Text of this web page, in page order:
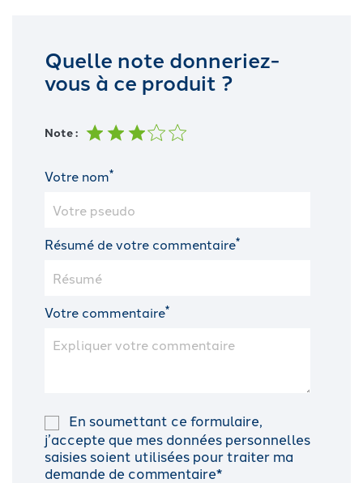
Quelle note donneriez-
vous à ce produit ?
Note :
Votre nom*
Résumé de votre commentaire*
Votre commentaire*
En soumettant ce formulaire,
j’accepte que mes données personnelles
saisies soient utilisées pour traiter ma
demande de commentaire*